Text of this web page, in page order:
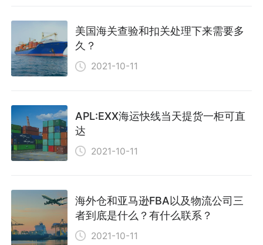
美国海关查验和扣关处理下来需要多
久？
2021-10-11
APL:EXX海运快线当天提货一柜可直
达
2021-10-11
海外仓和亚马逊FBA以及物流公司三
者到底是什么？有什么联系？
2021-10-11